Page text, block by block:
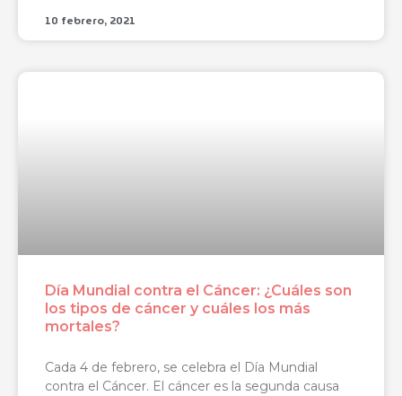
10 febrero, 2021
Día Mundial contra el Cáncer: ¿Cuáles son
los tipos de cáncer y cuáles los más
mortales?
Cada 4 de febrero, se celebra el Día Mundial
contra el Cáncer. El cáncer es la segunda causa